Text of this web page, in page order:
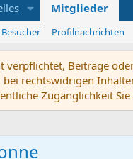
Mitglieder
Profilnachrichten
Beiträge
rechtswidrigen
Zugänglichkeit